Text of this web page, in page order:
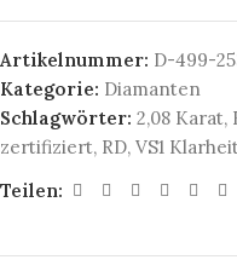
Artikelnummer: D-499-
Kategorie: Diamanten
Schlagwörter: 2,08 Karat,
zertifiziert, RD, VS1
Teilen: